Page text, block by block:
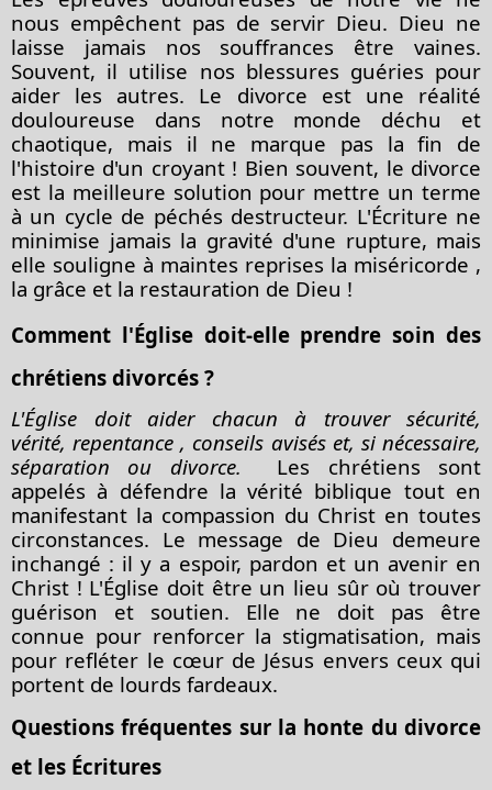
nous empêchent pas de servir Dieu. Dieu ne
laisse jamais nos souffrances être vaines.
Souvent, il utilise nos blessures guéries pour
aider les autres. Le divorce est une réalité
douloureuse dans notre monde déchu et
chaotique, mais il ne marque pas la fin de
l'histoire d'un croyant ! Bien souvent, le divorce
est la meilleure solution pour mettre un terme
à un cycle de péchés destructeur. L'Écriture ne
minimise jamais la gravité d'une rupture, mais
elle souligne à maintes reprises la miséricorde ,
la grâce et la restauration de Dieu !
Comment l'Église doit-elle prendre soin des
chrétiens divorcés ?
L'Église doit aider chacun à trouver sécurité,
vérité,repentance , conseils avisés et, si nécessaire,
séparation ou divorce. Les chrétiens sont
appelés à défendre la vérité biblique tout en
manifestant la compassion du Christ en toutes
circonstances. Le message de Dieu demeure
inchangé : il y a espoir, pardon et un avenir en
Christ ! L'Église doit être un lieu sûr où trouver
guérison et soutien. Elle ne doit pas être
connue pour renforcer la stigmatisation, mais
pour refléter le cœur de Jésus envers ceux qui
portent de lourds fardeaux.
Questions fréquentes sur la honte du divorce
et les Écritures